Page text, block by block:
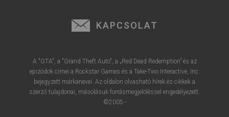
KAPCSOLAT
A "GTA", a "Grand Theft Auto", a „Red Dead Redemption” és az
epizódok címei a Rockstar Games és a Take-Two Interactive, Inc.
bejegyzett márkanevei. Az oldalon olvasható hírek és cikkek a
szerző tulajdonai, másolásuk forrásmegjelöléssel engedélyezett.
©2005 -